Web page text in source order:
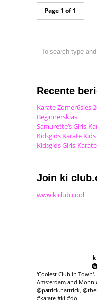
Page 1 of 1
Recente
Karate Zomer6sies
Beginnersklas
Samurette’s Girls-
Kidsgids Karate Kids
Kidsgids Girls-Karate
Join ki
www.kiclub.cool
'Coolest Club in
Amsterdam and
@patrick.hattrick,
#karate #ki #do